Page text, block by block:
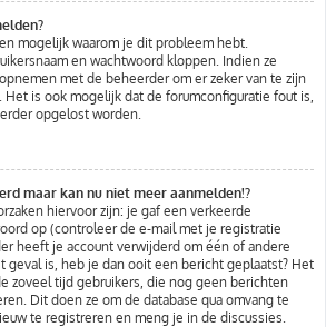
mogelijk waarom je dit probleem hebt.
en wachtwoord kloppen. Indien ze
met de beheerder om er zeker van te zijn
is ook mogelijk dat de forumconfiguratie fout is,
opgelost worden.
maar kan nu niet meer aanmelden!?
hiervoor zijn: je gaf een verkeerde
op (controleer de e-mail met je registratie
heeft je account verwijderd om één of andere
geval is, heb je dan ooit een bericht geplaatst? Het
zoveel tijd gebruikers, die nog geen berichten
Dit doen ze om de database qua omvang te
te registreren en meng je in de discussies.